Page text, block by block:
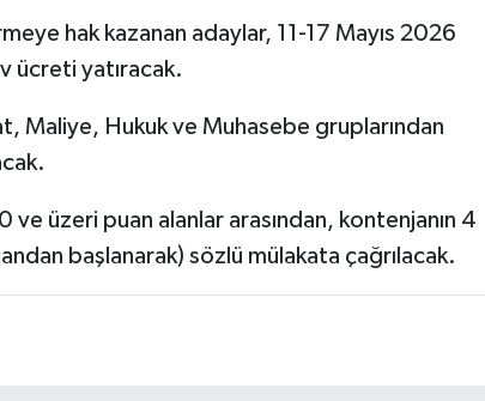
hak kazanan adaylar, 11-17 Mayıs 2026
ücreti yatıracak.
Maliye, Hukuk ve Muhasebe gruplarından
ve üzeri puan alanlar arasından, kontenjanın 4
başlanarak) sözlü mülakata çağrılacak.